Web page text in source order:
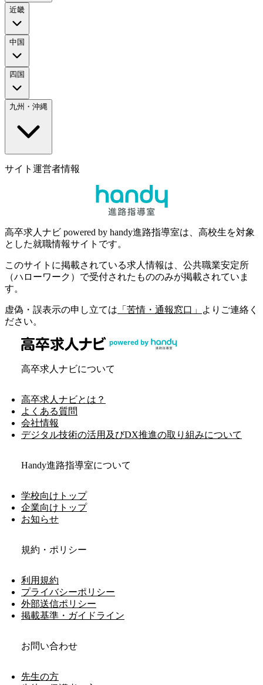
近畿
中国
四国
九州・沖縄
サイト運営者情報
高卒求人ナビ powered by handy進路指導室は、高校生を対象
とした就職情報サイトです。
このサイトに掲載されている求人情報は、公共職業安定所
（ハローワーク）で受付されたもののみが掲載されていま
す。
虚偽・誤表示の申し立ては 「苦情・通報窓口」
よりご連絡く
ださい。
高卒求人ナビについて
高卒求人ナビとは？
よくある質問
会社情報
デジタル技術の活用及びDX推進の取り組みについて
Handy進路指導室について
学校向けトップ
企業向けトップ
お知らせ
規約・ポリシー
利用規約
プライバシーポリシー
外部送信ポリシー
掲載基準・ガイドライン
お問い合わせ
先生の方